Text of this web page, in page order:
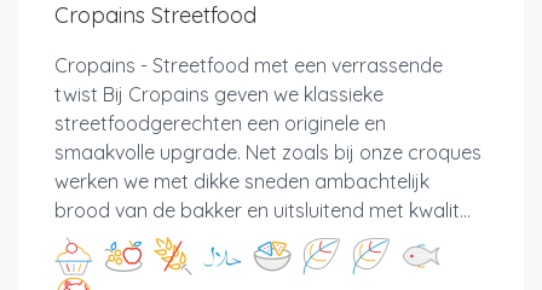
Cropains Streetfood
Cropains - Streetfood met een verrassende
twist Bij Cropains geven we klassieke
streetfoodgerechten een originele en
smaakvolle upgrade. Net zoals bij onze croques
werken we met dikke sneden ambachtelijk
brood van de bakker en uitsluitend met kwalit...